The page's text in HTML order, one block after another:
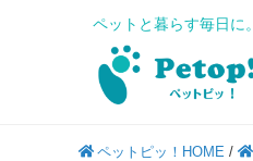
ペットと暮らす毎日に。
ペットピッ！HOME /